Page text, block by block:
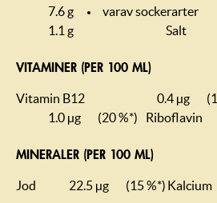
7.6 g
varav sockerarter
1.1 g
Salt
VITAMINER (PER 100 ML)
Vitamin B12 0.4 µg
1.0 µg
(20 %*) Riboflavin
MINERALER (PER 100 ML)
Jod 22.5 µg (15 %*) Kalcium